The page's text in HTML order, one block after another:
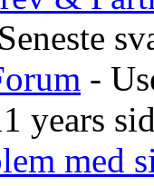
Seneste
-
years
med